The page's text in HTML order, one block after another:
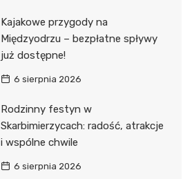
Kajakowe przygody na
Międzyodrzu – bezpłatne spływy
już dostępne!
6 sierpnia 2026
Rodzinny festyn w
Skarbimierzycach: radość, atrakcje
i wspólne chwile
6 sierpnia 2026